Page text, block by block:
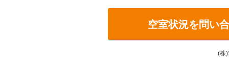
空室状況を問い
(株